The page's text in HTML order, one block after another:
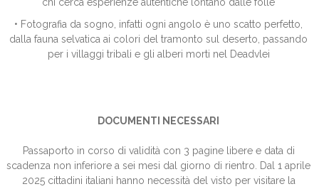
chi cerca esperienze autentiche lontano dalle folle
• Fotografia da sogno, infatti ogni angolo è uno scatto perfetto,
dalla fauna selvatica ai colori del tramonto sul deserto, passando
per i villaggi tribali e gli alberi morti nel Deadvlei
DOCUMENTI NECESSARI
Passaporto in corso di validità con 3 pagine libere e data di
scadenza non inferiore a sei mesi dal giorno di rientro. Dal 1 aprile
2025 cittadini italiani hanno necessità del visto per visitare la